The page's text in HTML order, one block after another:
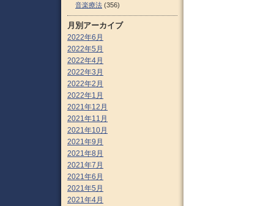
音楽療法 (356)
月別アーカイブ
2022年6月
2022年5月
2022年4月
2022年3月
2022年2月
2022年1月
2021年12月
2021年11月
2021年10月
2021年9月
2021年8月
2021年7月
2021年6月
2021年5月
2021年4月